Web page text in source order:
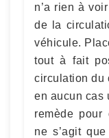
n’a rien à
de la
véhicule.
tout à fait
circulation du
en aucun cas
remède pour
ne s’agit